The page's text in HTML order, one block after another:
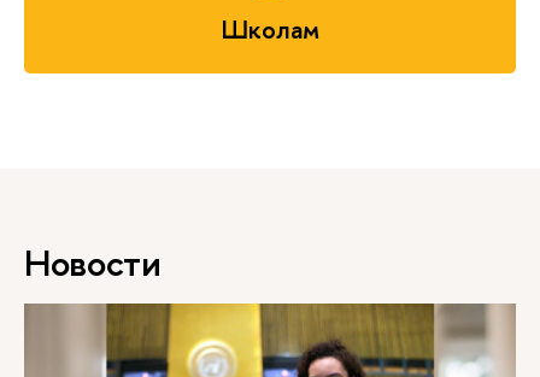
Школам
Новости